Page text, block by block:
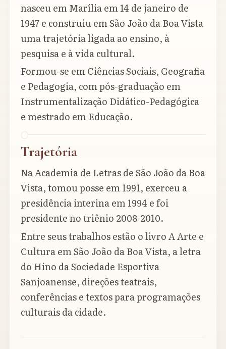
nasceu em Marília em 14 de janeiro de
1947 e construiu em São João da Boa Vista
uma trajetória ligada ao ensino, à
pesquisa e à vida cultural.
Formou-se em Ciências Sociais, Geografia
e Pedagogia, com pós-graduação em
Instrumentalização Didático-Pedagógica
e mestrado em Educação.
Trajetória
Na Academia de Letras de São João da Boa
Vista, tomou posse em 1991, exerceu a
presidência interina em 1994 e foi
presidente no triênio 2008-2010.
Entre seus trabalhos estão o livro A Arte e
Cultura em São João da Boa Vista, a letra
do Hino da Sociedade Esportiva
Sanjoanense, direções teatrais,
conferências e textos para programações
culturais da cidade.